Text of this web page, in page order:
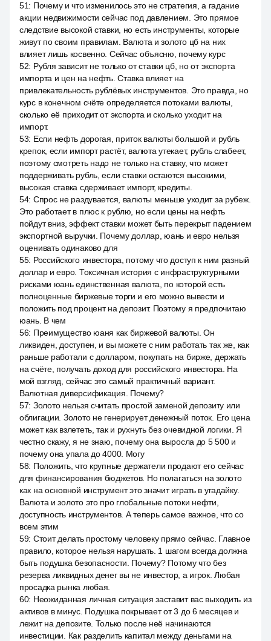
51: Почему и что изменилось это не стратегия, а гадание
акции недвижимости сейчас под давлением. Это прямое
следствие высокой ставки, но есть инструменты, которые
живут по своим правилам. Валюта и золото цб на них
влияет лишь косвенно. Сейчас объясню, почему курс
52: Рубля зависит не только от ставки цб, но от экспорта
импорта и цен на нефть. Ставка влияет на
привлекательность рублёвых инструментов. Это правда, но
курс в конечном счёте определяется потоками валюты,
сколько её приходит от экспорта и сколько уходит на
импорт.
53: Если нефть дорогая, приток валюты большой и рубль
крепок, если импорт растёт, валюта утекает, рубль слабеет,
поэтому смотреть надо не только на ставку, что может
поддерживать рубль, если ставки остаются высокими,
высокая ставка сдерживает импорт, кредиты.
54: Спрос не раздувается, валюты меньше уходит за рубеж.
Это работает в плюс к рублю, но если цены на нефть
пойдут вниз, эффект ставки может быть перекрыт падением
экспортной выручки. Почему доллар, юань и евро нельзя
оценивать одинаково для
55: Российского инвестора, потому что доступ к ним разный
доллар и евро. Токсичная история с инфраструктурными
рисками юань единственная валюта, по которой есть
полноценные биржевые торги и его можно вывести и
положить под процент на депозит. Поэтому я предпочитаю
юань. В чем
56: Преимущество юаня как биржевой валюты. Он
ликвиден, доступен, и вы можете с ним работать так же, как
раньше работали с долларом, покупать на бирже, держать
на счёте, получать доход для российского инвестора. На
мой взгляд, сейчас это самый практичный вариант.
Валютная диверсификация. Почему?
57: Золото нельзя считать простой заменой депозиту или
облигации. Золото не генерирует денежный поток. Его цена
может как взлететь, так и рухнуть без очевидной логики. Я
честно скажу, я не знаю, почему она выросла до 5 500 и
почему она упала до 4000. Могу
58: Положить, что крупные держатели продают его сейчас
для финансирования бюджетов. Но полагаться на золото
как на основной инструмент это значит играть в угадайку.
Валюта и золото это про глобальные потоки нефти,
доступность инструментов. А теперь самое важное, что со
всем этим
59: Стоит делать простому человеку прямо сейчас. Главное
правило, которое нельзя нарушать. 1 шагом всегда должна
быть подушка безопасности. Почему? Потому что без
резерва ликвидных денег вы не инвестор, а игрок. Любая
просадка рынка любая.
60: Неожиданная личная ситуация заставит вас выходить из
активов в минус. Подушка покрывает от 3 до 6 месяцев и
лежит на депозите. Только после неё начинаются
инвестиции. Как разделить капитал между деньгами на